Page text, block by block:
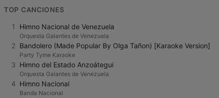
TOP CANCIONES
1 Himno Nacional de Venezuela
Orquesta Galantes de Venezuela
2 Bandolero (Made Popular By Olga Tañon) [Karaoke Version]
Party Tyme Karaoke
3 Himno del Estado Anzoátegui
Orquesta Galantes de Venezuela
4 Himno Nacional
Banda Nacional